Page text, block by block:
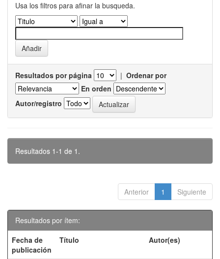
Usa los filtros para afinar la busqueda.
Resultados por página | Ordenar por
En orden
Autor/registro
Resultados 1-1 de 1.
Anterior 1 Siguiente
Resultados por ítem:
Fecha de
publicación
Título Autor(es)